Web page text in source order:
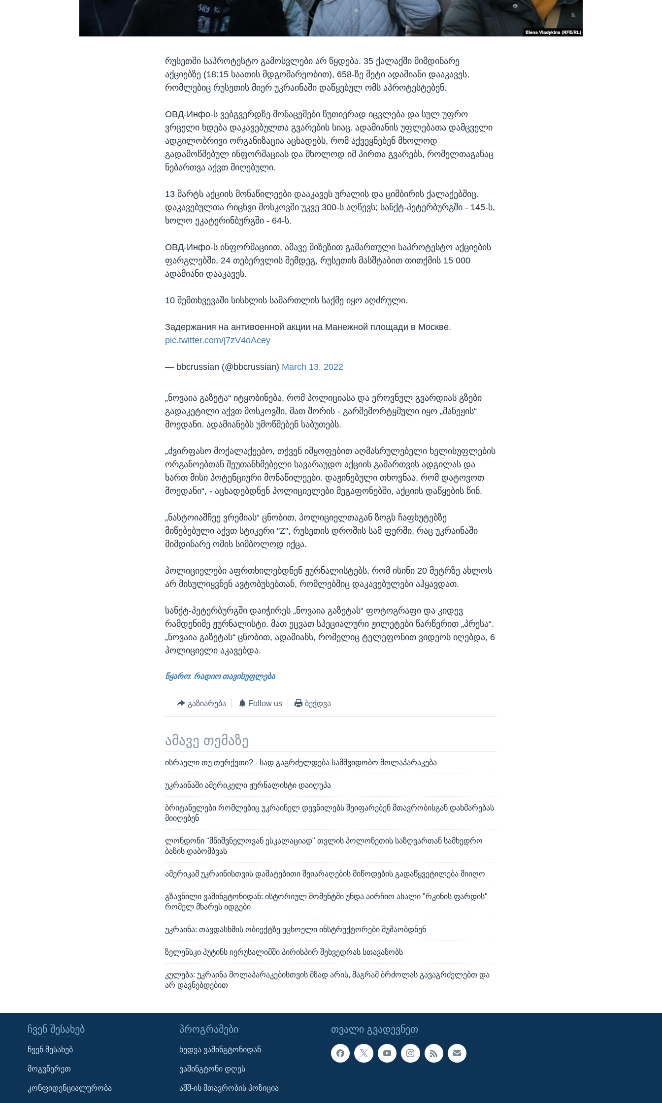
Learning English
ᲗᲕᲐᲚᲘ ᲒᲕᲐᲓᲔᲕᲜᲔᲗ
რუსეთში საპროტესტო გამოსვლები არ წყდება. 35 ქალაქში მიმდინარე
აქციებზე (18:15 საათის მდგომარეობით), 658-ზე მეტი ადამიანი დააკავეს,
რომლებიც რუსეთის მიერ უკრაინაში დაწყებულ ომს აპროტესტებენ.
ОВД-Инфо-ს ვებგვერდზე მონაცემები წუთიერად იცვლება და სულ უფრო
ვრცელი ხდება დაკავებულთა გვარების სიაც. ადამიანის უფლებათა დამცველი
ადგილობრივი ორგანიზაცია აცხადებს, რომ აქვეყნებენ მხოლოდ
გადამოწმებულ ინფორმაციას და მხოლოდ იმ პირთა გვარებს, რომელთაგანაც
ნებართვა აქვთ მიღებული.
13 მარტს აქციის მონაწილეები დააკავეს ურალის და ციმბირის ქალაქებშიც.
დაკავებულთა რიცხვი მოსკოვში უკვე 300-ს აღწევს; სანქტ-პეტერბურგში - 145-ს,
ხოლო ეკატერინბურგში - 64-ს.
ОВД-Инфо-ს ინფორმაციით, ამავე მიზეზით გამართული საპროტესტო აქციების
ფარგლებში, 24 თებერვლის შემდეგ, რუსეთის მასშტაბით თითქმის 15 000
ადამიანი დააკავეს.
10 შემთხვევაში სისხლის სამართლის საქმე იყო აღძრული.
Задержания на антивоенной акции на Манежной площади в Москве.
pic.twitter.com/j7zV4oAcey
— bbcrussian (@bbcrussian) March 13, 2022
„ნოვაია გაზეტა“ იტყობინება, რომ პოლიციასა და ეროვნულ გვარდიას გზები
გადაკეტილი აქვთ მოსკოვში, მათ შორის - გარშემორტყმული იყო „მანეჟის“
მოედანი. ადამიანებს უმოწმებენ საბუთებს.
„ძვირფასო მოქალაქეებო, თქვენ იმყოფებით აღმასრულებელი ხელისუფლების
ორგანოებთან შეუთანხმებელი სავარაუდო აქციის გამართვის ადგილას და
ხართ მისი პოტენციური მონაწილეები. დაჟინებული თხოვნაა, რომ დატოვოთ
მოედანი“, - აცხადებდნენ პოლიციელები მეგაფონებში, აქციის დაწყების წინ.
„ნასტოიაშჩეე ვრემიას“ ცნობით, პოლიციელთაგან ზოგს ჩაფხუტებზე
მიწებებული აქვთ სტიკერი "Z", რუსეთის დროშის სამ ფერში, რაც უკრაინაში
მიმდინარე ომის სიმბოლოდ იქცა.
პოლიციელები აფრთხილებდნენ ჟურნალისტებს, რომ ისინი 20 მეტრზე ახლოს
არ მისულიყვნენ ავტობუსებთან, რომლებშიც დაკავებულები აჰყავდათ.
სანქტ-პეტერბურგში დაიჭირეს „ნოვაია გაზეტას“ ფოტოგრაფი და კიდევ
რამდენიმე ჟურნალისტი. მათ ეცვათ სპეციალური ჟილეტები წარწერით „პრესა“.
„ნოვაია გაზეტას“ ცნობით, ადამიანს, რომელიც ტელეფონით ვიდეოს იღებდა, 6
პოლიციელი აკავებდა.
წყარო: რადიო თავისუფლება
გაზიარება Follow us ბეჭდვა
ამავე თემაზე
ისრაელი თუ თურქეთი? - სად გაგრძელდება სამშვიდობო მოლაპარაკება
უკრაინაში ამერიკელი ჟურნალისტი დაიღუპა
ბრიტანელები რომლებიც უკრაინელ დევნილებს შეიფარებენ მთავრობისგან დახმარებას
მიიღებენ
ლონდონი "მნიშვნელოვან ესკალაციად" თვლის პოლონეთის საზღვართან სამხედრო
ბაზის დაბომბვას
ამერიკამ უკრაინისთვის დამატებითი შეიარაღების მიწოდების გადაწყვეტილება მიიღო
გზავნილი ვაშინგტონიდან: ისტორიულ მომენტში უნდა აირჩიო ახალი "რკინის ფარდის"
რომელ მხარეს იდგები
უკრაინა: თავდასხმის ობიექტზე უცხოელი ინსტრუქტორები მუშაობდნენ
ზელენსკი პუტინს იერუსალიმში პირისპირ შეხვედრას სთავაზობს
კულება: უკრაინა მოლაპარაკებისთვის მზად არის, მაგრამ ბრძოლას გავაგრძელებთ და
არ დავნებდებით
ᲗᲕᲐᲚᲘ ᲒᲕᲐᲓᲔᲕᲜᲔᲗ
ᲩᲕᲔᲜ ᲨᲔᲡᲐᲮᲔᲑ
ჩვენ შესახებ
მოგვწერეთ
კონფიდენციალურობა
ᲞᲠᲝᲒᲠᲐᲛᲔᲑᲘ
ხედვა ვაშინგტონიდან
ვაშინგტონი დღეს
აშშ-ის მთავრობის პოზიცია